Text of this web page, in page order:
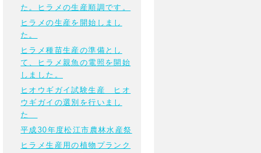
た。ヒラメの生産順調です。
ヒラメの生産を開始しまし
た。
ヒラメ種苗生産の準備とし
て、ヒラメ親魚の電照を開始
しました。
ヒオウギガイ試験生産 ヒオ
ウギガイの選別を行いまし
た
平成30年度松江市農林水産祭
ヒラメ生産用の植物プランク